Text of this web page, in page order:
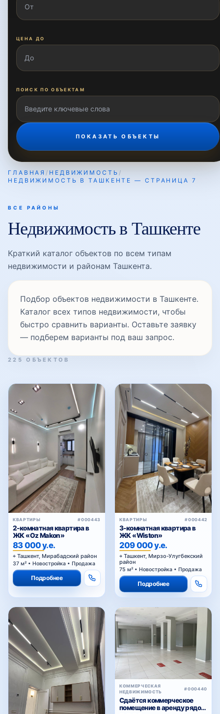
ГЛАВНАЯ/НЕДВИЖИМОСТЬ/
НЕДВИЖИМОСТЬ В ТАШКЕНТЕ — СТРАНИЦА 7
Недвижимость в Ташкенте
недвижимости и районам Ташкента.
Каталог всех типов недвижимости, чтобы
быстро сравнить варианты. Оставьте заявку
— подберем варианты под ваш запрос.
225 ОБЪЕКТОВ
КВАРТИРЫ #000443
2-комнатная квартира в
ЖК «Oz Makon»
83 000 у.е.
Ташкент, Мирабадский район
37 м² • Новостройка • Продажа
Подробнее
КВАРТИРЫ #000442
3-комнатная квартира в
ЖК «Wiston»
209 000 у.е.
Ташкент, Мирзо-Улугбекский
район
75 м² • Новостройка • Продажа
Подробнее
КОММЕРЧЕСКАЯ
#000440
Сдаётся коммерческое
помещение в аренду рядом
Голубые купола
5 000 у.е.